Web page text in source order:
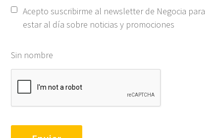
Acepto suscribirme al newsletter de Negocia para
estar al día sobre noticias y promociones
Sin nombre